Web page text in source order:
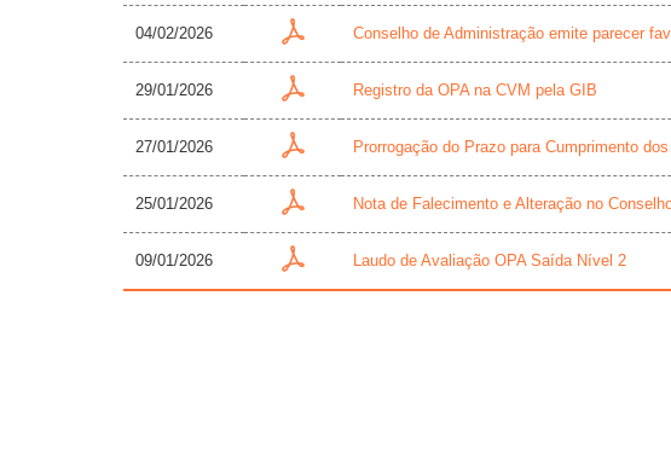
04/02/2026 Conselho de Administração emite parecer
29/01/2026 Registro da OPA na CVM pela GIB
27/01/2026 Prorrogação do Prazo para Cumprimento
25/01/2026 Nota de Falecimento e Alteração no
09/01/2026 Laudo de Avaliação OPA Saída Nível 2